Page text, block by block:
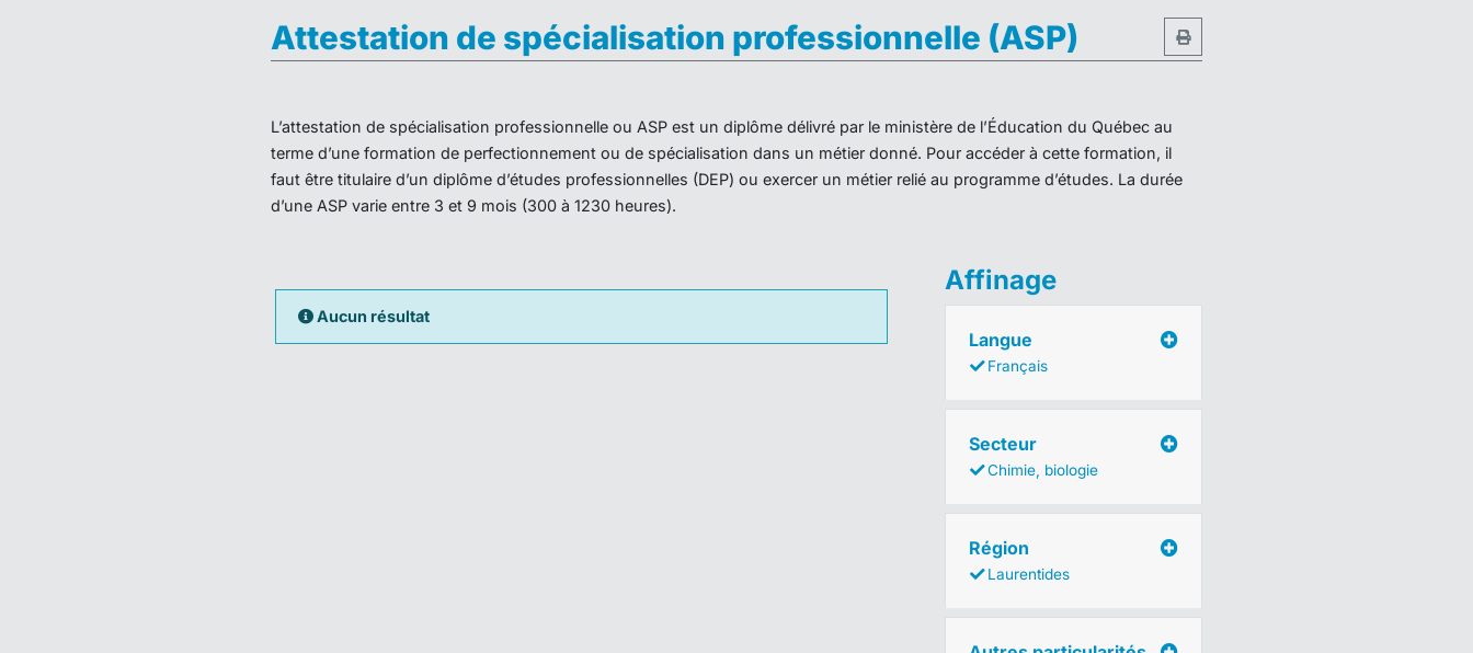
Attestation de spécialisation professionnelle (ASP)
L’attestation de spécialisation professionnelle ou ASP est un diplôme délivré par le ministère de l’Éducation du Québec au
terme d’une formation de perfectionnement ou de spécialisation dans un métier donné. Pour accéder à cette formation, il
faut être titulaire d’un diplôme d’études professionnelles (DEP) ou exercer un métier relié au programme d’études. La durée
d’une ASP varie entre 3 et 9 mois (300 à 1230 heures).
Aucun résultat
Affinage
Langue
Français
Secteur
Chimie, biologie
Région
Laurentides